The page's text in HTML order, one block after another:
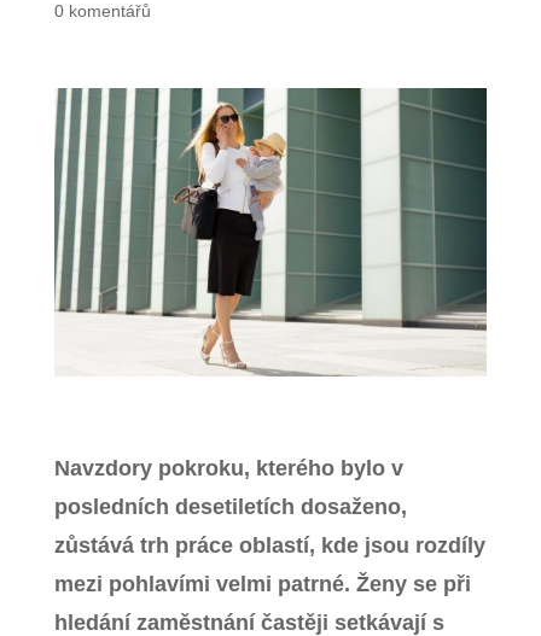
Kontakt
Zavřít menu
0 komentářů
Navzdory pokroku, kterého bylo v
posledních desetiletích dosaženo,
zůstává trh práce oblastí, kde jsou rozdíly
mezi pohlavími velmi patrné. Ženy se při
hledání zaměstnání častěji setkávají s